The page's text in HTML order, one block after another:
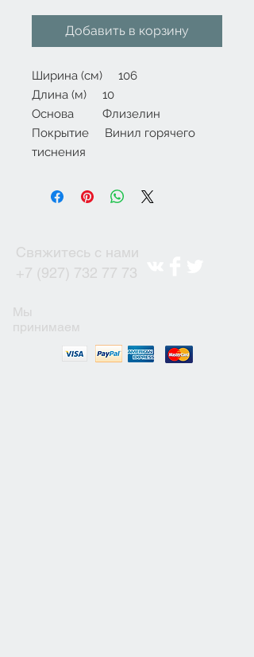
Добавить в корзину
Ширина (см) 106
Длина (м) 10
Основа Флизелин
Покрытие Винил горячего
тиснения
Свяжитесь с нами
+7 (927) 732 77 73
Мы
принимаем